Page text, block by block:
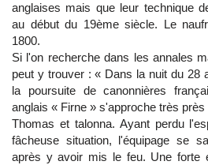
anglaises mais que leur technique
au début du 19ème siècle. Le
1800.
Si l'on recherche dans les annales
peut y trouver : « Dans la nuit du 28
la poursuite de canonnières
anglais « Firne » s'approche très
Thomas et talonna. Ayant perdu
fâcheuse situation, l'équipage se
après y avoir mis le feu. Une forte